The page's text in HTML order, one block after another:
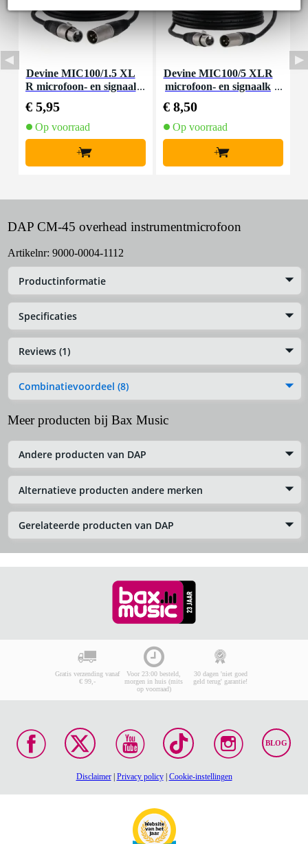
Devine MIC100/1.5 XL
R microfoon- en signaal
€ 5,95
Op voorraad
+
Devine MIC100/5 XLR
microfoon- en signaalk
€ 8,50
Op voorraad
+
DAP CM-45 overhead instrumentmicrofoon
Artikelnr: 9000-0004-1112
Productinformatie
Specificaties
Reviews (1)
Combinatievoordeel (8)
Meer producten bij Bax Music
Andere producten van DAP
Alternatieve producten andere merken
Gerelateerde producten van DAP
Gratis verzending vanaf
€ 99,-
Voor 23:00 besteld,
morgen in huis (mits
op voorraad)
30 dagen 'niet goed
geld terug' garantie!
BLOG
Disclaimer| Privacy policy| Cookie-instellingen